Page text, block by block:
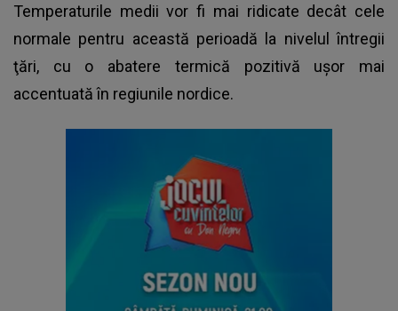
Temperaturile medii vor fi mai ridicate decât cele
normale pentru această perioadă la nivelul întregii
ţări, cu o abatere termică pozitivă uşor mai
accentuată în regiunile nordice.